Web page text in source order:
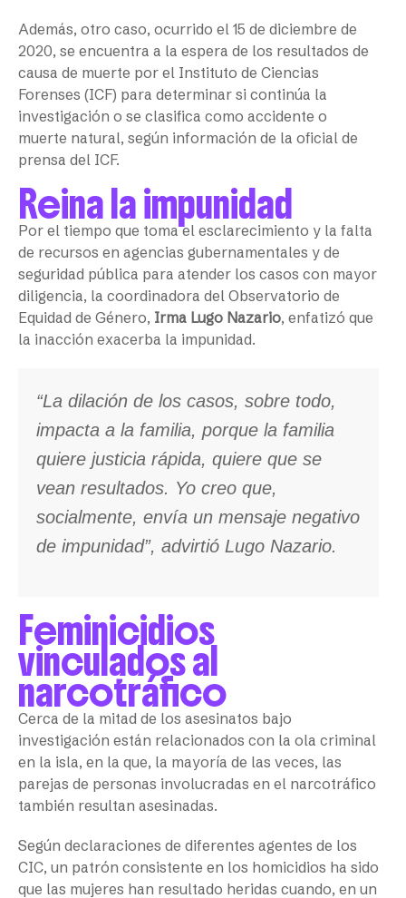
Además, otro caso, ocurrido el 15 de diciembre de
2020, se encuentra a la espera de los resultados de
causa de muerte por el Instituto de Ciencias
Forenses (ICF) para determinar si continúa la
investigación o se clasifica como accidente o
muerte natural, según información de la oficial de
prensa del ICF.
Reina la impunidad
Por el tiempo que toma el esclarecimiento y la falta
de recursos en agencias gubernamentales y de
seguridad pública para atender los casos con mayor
diligencia, la coordinadora del Observatorio de
Equidad de Género, Irma Lugo Nazario, enfatizó que
la inacción exacerba la impunidad.
“La dilación de los casos, sobre todo,
impacta a la familia, porque la familia
quiere justicia rápida, quiere que se
vean resultados. Yo creo que,
socialmente, envía un mensaje negativo
de impunidad”, advirtió Lugo Nazario.
Feminicidios
vinculados al
narcotráfico
Cerca de la mitad de los asesinatos bajo
investigación están relacionados con la ola criminal
en la isla, en la que, la mayoría de las veces, las
parejas de personas involucradas en el narcotráfico
también resultan asesinadas.
Según declaraciones de diferentes agentes de los
CIC, un patrón consistente en los homicidios ha sido
que las mujeres han resultado heridas cuando, en un